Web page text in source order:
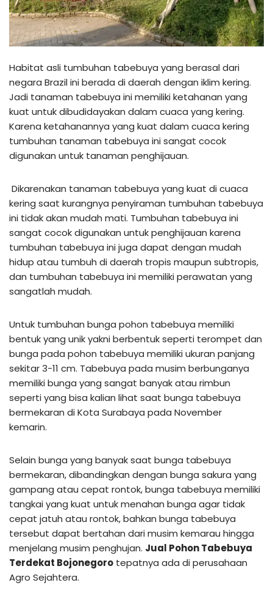
Habitat asli tumbuhan tabebuya yang berasal dari
negara Brazil ini berada di daerah dengan iklim kering.
Jadi tanaman tabebuya ini memiliki ketahanan yang
kuat untuk dibudidayakan dalam cuaca yang kering.
Karena ketahanannya yang kuat dalam cuaca kering
tumbuhan tanaman tabebuya ini sangat cocok
digunakan untuk tanaman penghijauan.
Dikarenakan tanaman tabebuya yang kuat di cuaca
kering saat kurangnya penyiraman tumbuhan tabebuya
ini tidak akan mudah mati. Tumbuhan tabebuya ini
sangat cocok digunakan untuk penghijauan karena
tumbuhan tabebuya ini juga dapat dengan mudah
hidup atau tumbuh di daerah tropis maupun subtropis,
dan tumbuhan tabebuya ini memiliki perawatan yang
sangatlah mudah.
Untuk tumbuhan bunga pohon tabebuya memiliki
bentuk yang unik yakni berbentuk seperti terompet dan
bunga pada pohon tabebuya memiliki ukuran panjang
sekitar 3-11 cm. Tabebuya pada musim berbunganya
memiliki bunga yang sangat banyak atau rimbun
seperti yang bisa kalian lihat saat bunga tabebuya
bermekaran di Kota Surabaya pada November
kemarin.
Selain bunga yang banyak saat bunga tabebuya
bermekaran, dibandingkan dengan bunga sakura yang
gampang atau cepat rontok, bunga tabebuya memiliki
tangkai yang kuat untuk menahan bunga agar tidak
cepat jatuh atau rontok, bahkan bunga tabebuya
tersebut dapat bertahan dari musim kemarau hingga
menjelang musim penghujan. Jual Pohon Tabebuya
Terdekat Bojonegoro tepatnya ada di perusahaan
Agro Sejahtera.